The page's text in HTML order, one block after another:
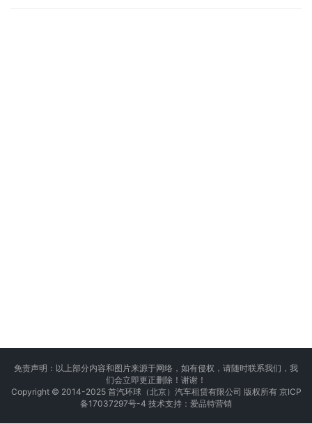
免责声明：以上部分内容和图片来源于网络，如有侵权，请随时联系我们，我
们会立即更正删除！谢谢！
Copyright © 2014-2025 首汽环球（北京）汽车租赁有限公司 版权所有 京ICP
备17037297号-4 技术支持： 爱品特营销